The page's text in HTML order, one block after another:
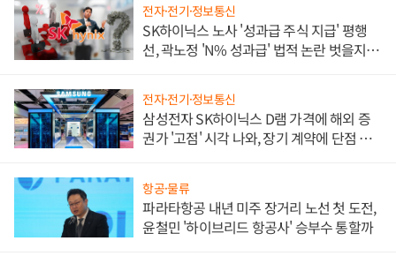
전자·전기·정보통신
SK하이닉스 노사 '성과급 주식 지급' 평행
선, 곽노정 'N% 성과급' 법적 논란 벗을지 주
전자·전기·정보통신
삼성전자 SK하이닉스 D램 가격에 해외 증
권가 '고점' 시각 나와, 장기 계약에 단점 부
항공·물류
파라타항공 내년 미주 장거리 노선 첫 도전,
윤철민 '하이브리드 항공사' 승부수 통할까